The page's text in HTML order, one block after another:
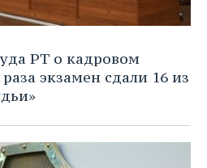
РТ о кадровом
экзамен сдали 16 из